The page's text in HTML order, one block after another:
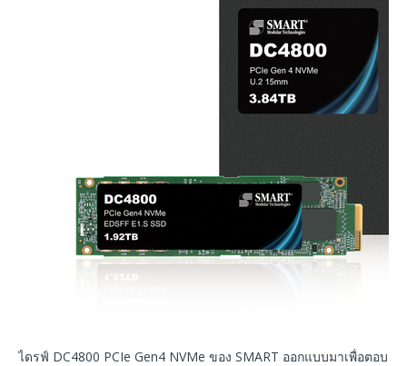
ไดรฟ์ DC4800 PCIe Gen4 NVMe ของ SMART ออกแบบมาเพื่อตอบส